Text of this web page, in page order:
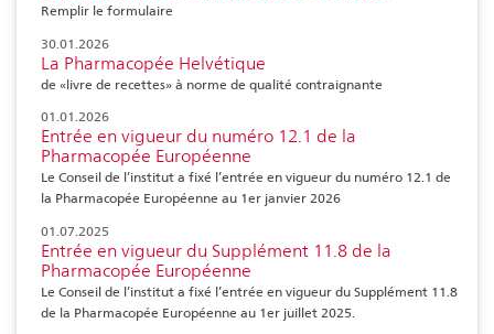
Remplir le formulaire
30.01.2026
La Pharmacopée Helvétique
de «livre de recettes» à norme de qualité contraignante
01.01.2026
Entrée en vigueur du numéro 12.1 de la
Pharmacopée Européenne
Le Conseil de l’institut a fixé l’entrée en vigueur du numéro 12.1 de
la Pharmacopée Européenne au 1er janvier 2026
01.07.2025
Entrée en vigueur du Supplément 11.8 de la
Pharmacopée Européenne
Le Conseil de l’institut a fixé l’entrée en vigueur du Supplément 11.8
de la Pharmacopée Européenne au 1er juillet 2025.